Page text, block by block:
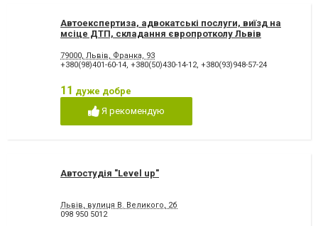
Автоекспертиза, адвокатські послуги, виїзд на
мсіце ДТП, складання європротколу Львів
79000, Львів, Франка, 93
+380(98)401-60-14, +380(50)430-14-12, +380(93)948-57-24
11 дуже добре
Я рекомендую
Автостудія "Level up"
Львів, вулиця В. Великого, 2б
098 950 5012